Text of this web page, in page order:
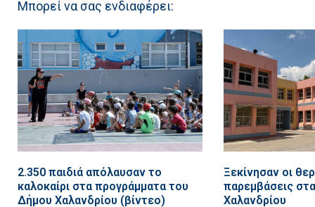
Μπορεί να σας ενδιαφέρει:
2.350 παιδιά απόλαυσαν το
καλοκαίρι στα προγράμματα του
Δήμου Χαλανδρίου (βίντεο)
Ξεκίνησαν οι
παρεμβάσεις
Χαλανδρίου